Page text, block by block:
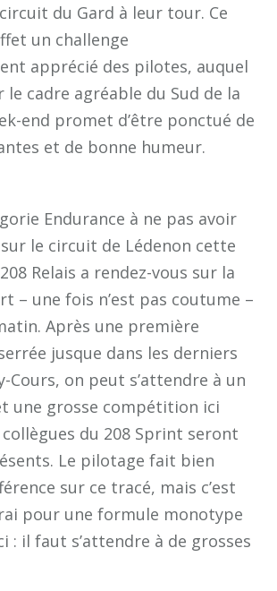
du Gard à leur tour. Ce
un challenge
apprécié des pilotes, auquel
le cadre agréable du Sud de la
end promet d’être ponctué de
et de bonne humeur.
Endurance à ne pas avoir
le circuit de Lédenon cette
Relais a rendez-vous sur la
– une fois n’est pas coutume –
Après une première
jusque dans les derniers
Cours, on peut s’attendre à un
une grosse compétition ici
du 208 Sprint seront
Le pilotage fait bien
sur ce tracé, mais c’est
pour une formule monotype
: il faut s’attendre à de grosses